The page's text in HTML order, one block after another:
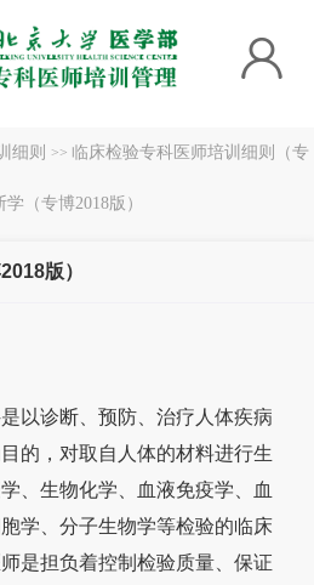
细则 >> 临床检验专科医师培训细则（专
（专博2018版）
版）
是以诊断、预防、治疗人体疾病
的，对取自人体的材料进行生
、生物化学、血液免疫学、血
学、分子生物学等检验的临床
是担负着控制检验质量、保证